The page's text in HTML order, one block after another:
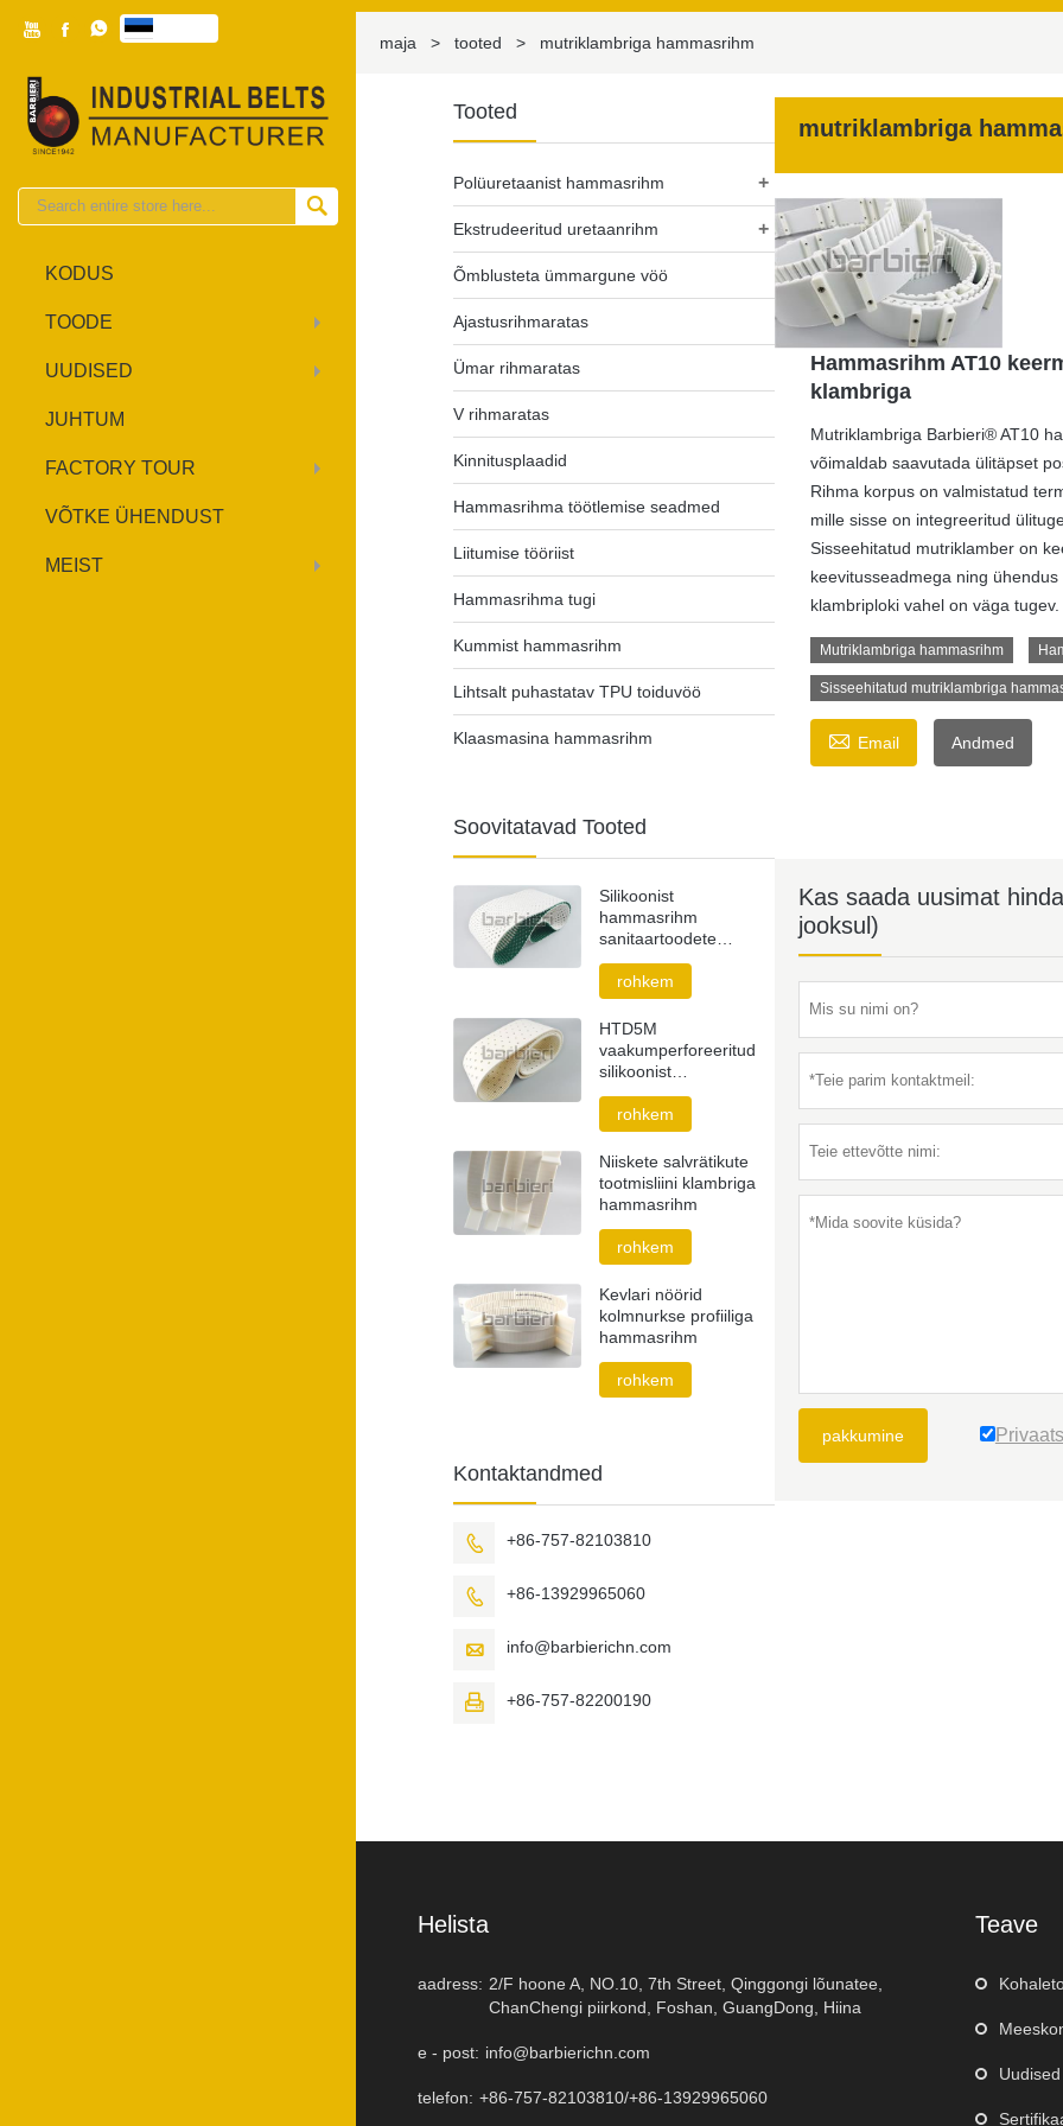
  

KODUS
TOODE
UUDISED
JUHTUM
FACTORY TOUR
VÕTKE ÜHENDUST
MEIST
maja > tooted > mutriklambriga hammasrihm
mutriklambriga
Hammasrihm AT10
klambriga
Mutriklambriga Barbieri® AT10
võimaldab saavutada ülitäpset
Rihma korpus on valmistatud
mille sisse on integreeritud
Sisseehitatud mutriklamber on
keevitusseadmega ning
klambriploki vahel on väga tugev.
Mutriklambriga hammasrihm
Sisseehitatud mutriklambriga
 Email Andmed
Kas saada uusimat
jooksul)
pakkumine
Tooted
+
Polüuretaanist hammasrihm
+
Ekstrudeeritud uretaanrihm
Õmblusteta ümmargune vöö
Ajastusrihmaratas
Ümar rihmaratas
V rihmaratas
Kinnitusplaadid
Hammasrihma töötlemise seadmed
Liitumise tööriist
Hammasrihma tugi
Kummist hammasrihm
Lihtsalt puhastatav TPU toiduvöö
Klaasmasina hammasrihm
Soovitatavad Tooted
Silikoonist
hammasrihm
sanitaartoodete
tööstusele
rohkem
HTD5M
vaakumperforeeritud
silikoonist
hammasrihm
rohkem
Niiskete salvrätikute
tootmisliini klambriga
hammasrihm
rohkem
Kevlari nöörid
kolmnurkse profiiliga
hammasrihm
rohkem
Kontaktandmed
 +86-757-82103810
 +86-13929965060
 info@barbierichn.com
 +86-757-82200190
Helista
aadress: 2/F hoone A, NO.10, 7th Street, Qinggongi lõunatee,
ChanChengi piirkond, Foshan, GuangDong, Hiina
e - post: info@barbierichn.com
telefon: +86-757-82103810/+86-13929965060
Teave
Uudised